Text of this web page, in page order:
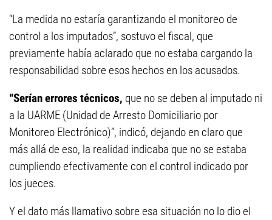
“La medida no estaría garantizando el monitoreo de
control a los imputados”, sostuvo el fiscal, que
previamente había aclarado que no estaba cargando la
responsabilidad sobre esos hechos en los acusados.
“Serían errores técnicos, que no se deben al imputado ni
a la UARME (Unidad de Arresto Domiciliario por
Monitoreo Electrónico)”, indicó, dejando en claro que
más allá de eso, la realidad indicaba que no se estaba
cumpliendo efectivamente con el control indicado por
los jueces.
Y el dato más llamativo sobre esa situación no lo dio el